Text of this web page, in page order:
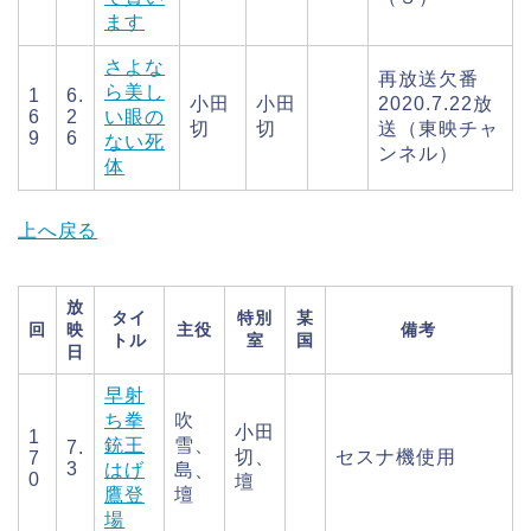
ます
1
6
9
6.
2
6
さよな
ら美し
い眼の
ない死
体
小田
切
小田
切
再放送欠番
2020.7.22放
送（東映チャ
ンネル）
上へ戻る
回
放
映
日
タイ
トル
主役
特別
室
某
国
備考
1
7
0
7.
3
早射
ち拳
銃王
はげ
鷹登
場
吹
雪、
島、
壇
小田
切、
壇
セスナ機使用